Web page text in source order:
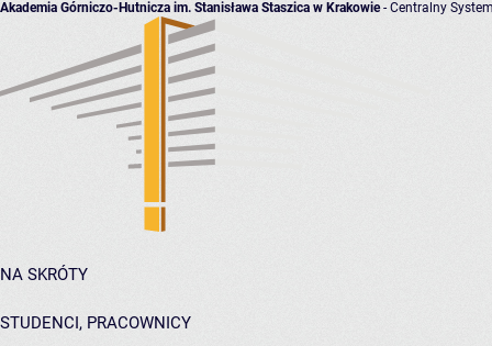
Akademia Górniczo-Hutnicza im. Stanisława Staszica w Krakowie- Centralny
NA SKRÓTY
STUDENCI, PRACOWNICY